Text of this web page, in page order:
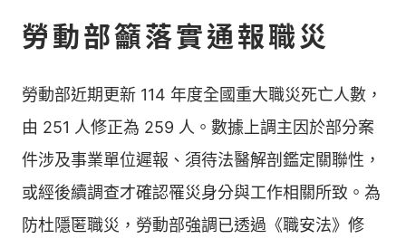
勞動部籲落實通報職災
勞動部近期更新 114 年度全國重大職災死亡人數，
由 251 人修正為 259 人。數據上調主因於部分案
件涉及事業單位遲報、須待法醫解剖鑑定關聯性，
或經後續調查才確認罹災身分與工作相關所致。為
防杜隱匿職災，勞動部強調已透過《職安法》修